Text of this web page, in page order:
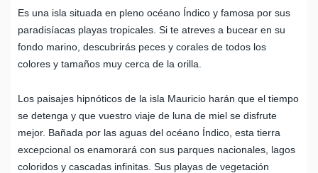
Es una isla situada en pleno océano Índico y famosa por sus
paradisíacas playas tropicales. Si te atreves a bucear en su
fondo marino, descubrirás peces y corales de todos los
colores y tamaños muy cerca de la orilla.
Los paisajes hipnóticos de la isla Mauricio harán que el tiempo
se detenga y que vuestro viaje de luna de miel se disfrute
mejor. Bañada por las aguas del océano Índico, esta tierra
excepcional os enamorará con sus parques nacionales, lagos
coloridos y cascadas infinitas. Sus playas de vegetación